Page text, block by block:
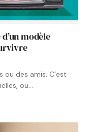
modèle
des amis. C’est
ou…